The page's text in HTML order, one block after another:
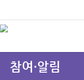
참여·알림